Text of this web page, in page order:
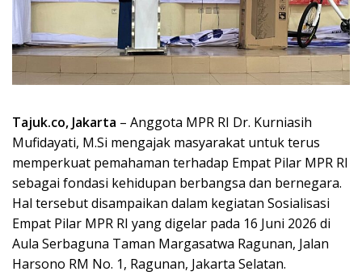
Tajuk.co, Jakarta – Anggota MPR RI Dr. Kurniasih
Mufidayati, M.Si mengajak masyarakat untuk terus
memperkuat pemahaman terhadap Empat Pilar MPR RI
sebagai fondasi kehidupan berbangsa dan bernegara.
Hal tersebut disampaikan dalam kegiatan Sosialisasi
Empat Pilar MPR RI yang digelar pada 16 Juni 2026 di
Aula Serbaguna Taman Margasatwa Ragunan, Jalan
Harsono RM No. 1, Ragunan, Jakarta Selatan.